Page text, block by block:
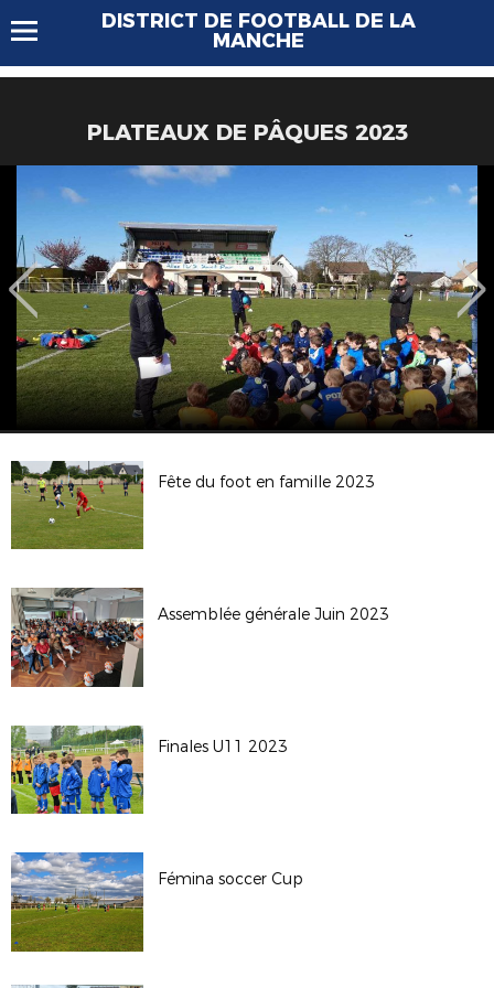
DISTRICT DE FOOTBALL DE LA
MANCHE
PLATEAUX DE PÂQUES 2023
Fête du foot en famille 2023
Assemblée générale Juin 2023
Finales U11 2023
Fémina soccer Cup